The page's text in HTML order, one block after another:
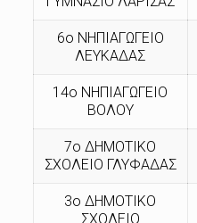
6ο ΝΗΠΙΑΓΩΓΕΙΟ
ΛΕΥΚΑΔΑΣ
14ο ΝΗΠΙΑΓΩΓΕΙΟ
ΒΟΛΟΥ
7ο ΔΗΜΟΤΙΚΟ
ΣΧΟΛΕΙΟ ΓΛΥΦΑΔΑΣ
3ο ΔΗΜΟΤΙΚΟ
ΣΧΟΛΕΙΟ